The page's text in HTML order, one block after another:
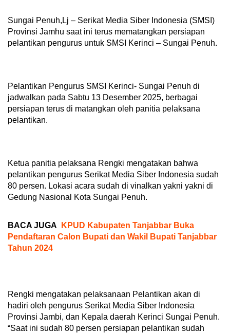
Sungai Penuh,Lj – Serikat Media Siber Indonesia (SMSI)
Provinsi Jamhu saat ini terus mematangkan persiapan
pelantikan pengurus untuk SMSI Kerinci – Sungai Penuh.
Pelantikan Pengurus SMSI Kerinci- Sungai Penuh di
jadwalkan pada Sabtu 13 Desember 2025, berbagai
persiapan terus di matangkan oleh panitia pelaksana
pelantikan.
Ketua panitia pelaksana Rengki mengatakan bahwa
pelantikan pengurus Serikat Media Siber Indonesia sudah
80 persen. Lokasi acara sudah di vinalkan yakni yakni di
Gedung Nasional Kota Sungai Penuh.
BACA JUGA
KPUD Kabupaten Tanjabbar Buka
Pendaftaran Calon Bupati dan Wakil Bupati Tanjabbar
Tahun 2024
Rengki mengatakan pelaksanaan Pelantikan akan di
hadiri oleh pengurus Serikat Media Siber Indonesia
Provinsi Jambi, dan Kepala daerah Kerinci Sungai Penuh.
“Saat ini sudah 80 persen persiapan pelantikan sudah